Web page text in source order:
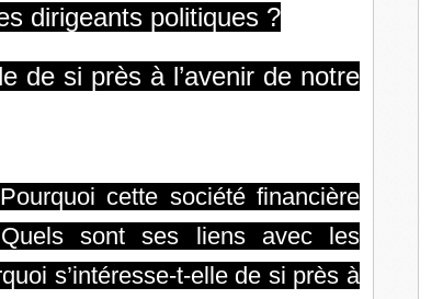
dirigeants politiques ?
de si près à l’avenir de notre
cette société financière
sont ses liens avec les
s’intéresse-t-elle de si près à